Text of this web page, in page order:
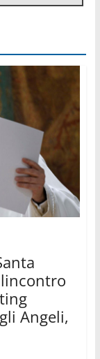
san Francesco
resta alto il
la civiltà
Al via i
un Santuario
tra nuove
Angeli,